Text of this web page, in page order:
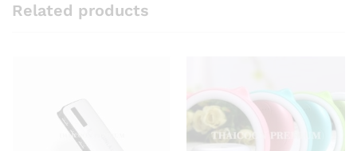
Related products